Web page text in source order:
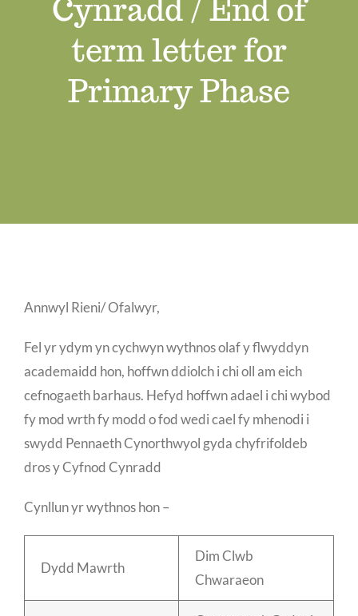
Swyddi Gwag
Cynradd / End of
term letter for
Primary Phase
Annwyl Rieni/ Ofalwyr,
Fel yr ydym yn cychwyn wythnos olaf y flwyddyn
academaidd hon, hoffwn ddiolch i chi oll am eich
cefnogaeth barhaus. Hefyd hoffwn adael i chi wybod
fy mod wrth fy modd o fod wedi cael fy mhenodi i
swydd Pennaeth Cynorthwyol gyda chyfrifoldeb
dros y Cyfnod Cynradd
Cynllun yr wythnos hon –
Dydd Mawrth
Dim Clwb
Chwaraeon